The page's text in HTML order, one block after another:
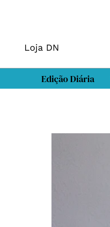
Loja DN
Edição Diária